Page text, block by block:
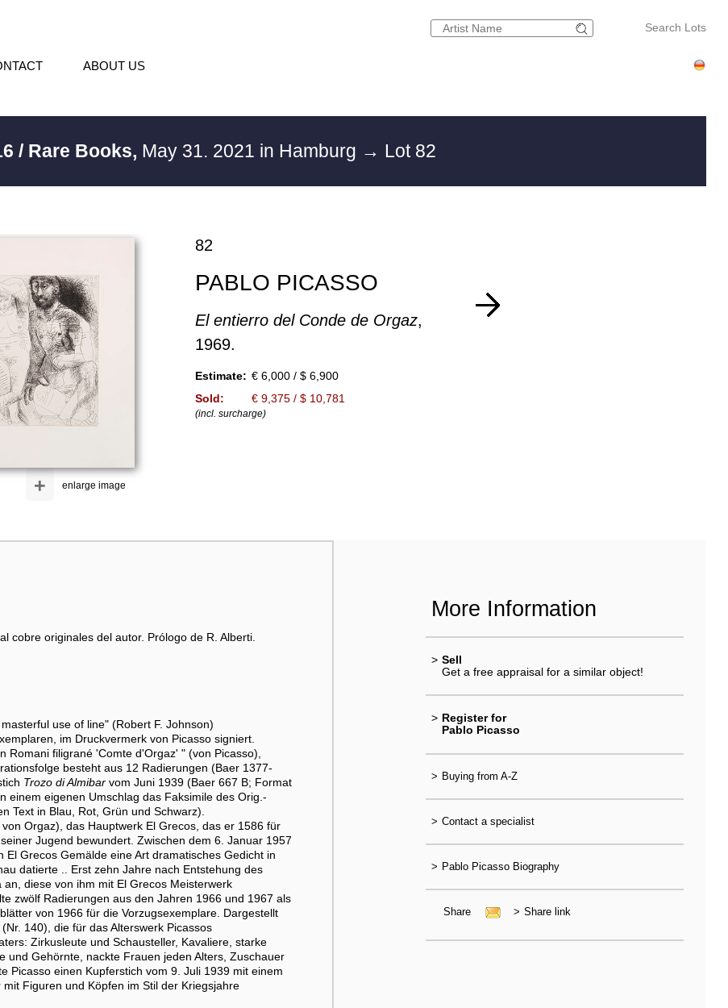
Search Lots
ABOUT US
/ Rare Books, May 31. 2021 in Hamburg → Lot 82
enlarge image
+
82
PABLO PICASSO
El entierro del Conde de Orgaz,
1969.
Estimate: € 6,000 / $ 6,900
Sold:
€ 9,375 / $ 10,781
(incl. surcharge)
cobre originales del autor. Prólogo de R. Alberti.
use of line" (Robert F. Johnson)
im Druckvermerk von Picasso signiert.
filigrané 'Comte d'Orgaz' " (von Picasso),
besteht aus 12 Radierungen (Baer 1377-
Trozo di Almibar vom Juni 1939 (Baer 667 B; Format
einem eigenen Umschlag das Faksimile des Orig.-
Text in Blau, Rot, Grün und Schwarz).
Orgaz), das Hauptwerk El Grecos, das er 1586 für
Jugend bewundert. Zwischen dem 6. Januar 1957
Grecos Gemälde eine Art dramatisches Gedicht in
datierte .. Erst zehn Jahre nach Entstehung des
diese von ihm mit El Grecos Meisterwerk
zwölf Radierungen aus den Jahren 1966 und 1967 als
von 1966 für die Vorzugsexemplare. Dargestellt
140), die für das Alterswerk Picassos
Zirkusleute und Schausteller, Kavaliere, starke
Gehörnte, nackte Frauen jeden Alters, Zuschauer
Picasso einen Kupferstich vom 9. Juli 1939 mit einem
Figuren und Köpfen im Stil der Kriegsjahre
More Information
> Sell
Get a free appraisal for a similar object!
> Register for
Pablo Picasso
> Buying from A-Z
> Contact a specialist
> Pablo Picasso Biography
Share > Share link